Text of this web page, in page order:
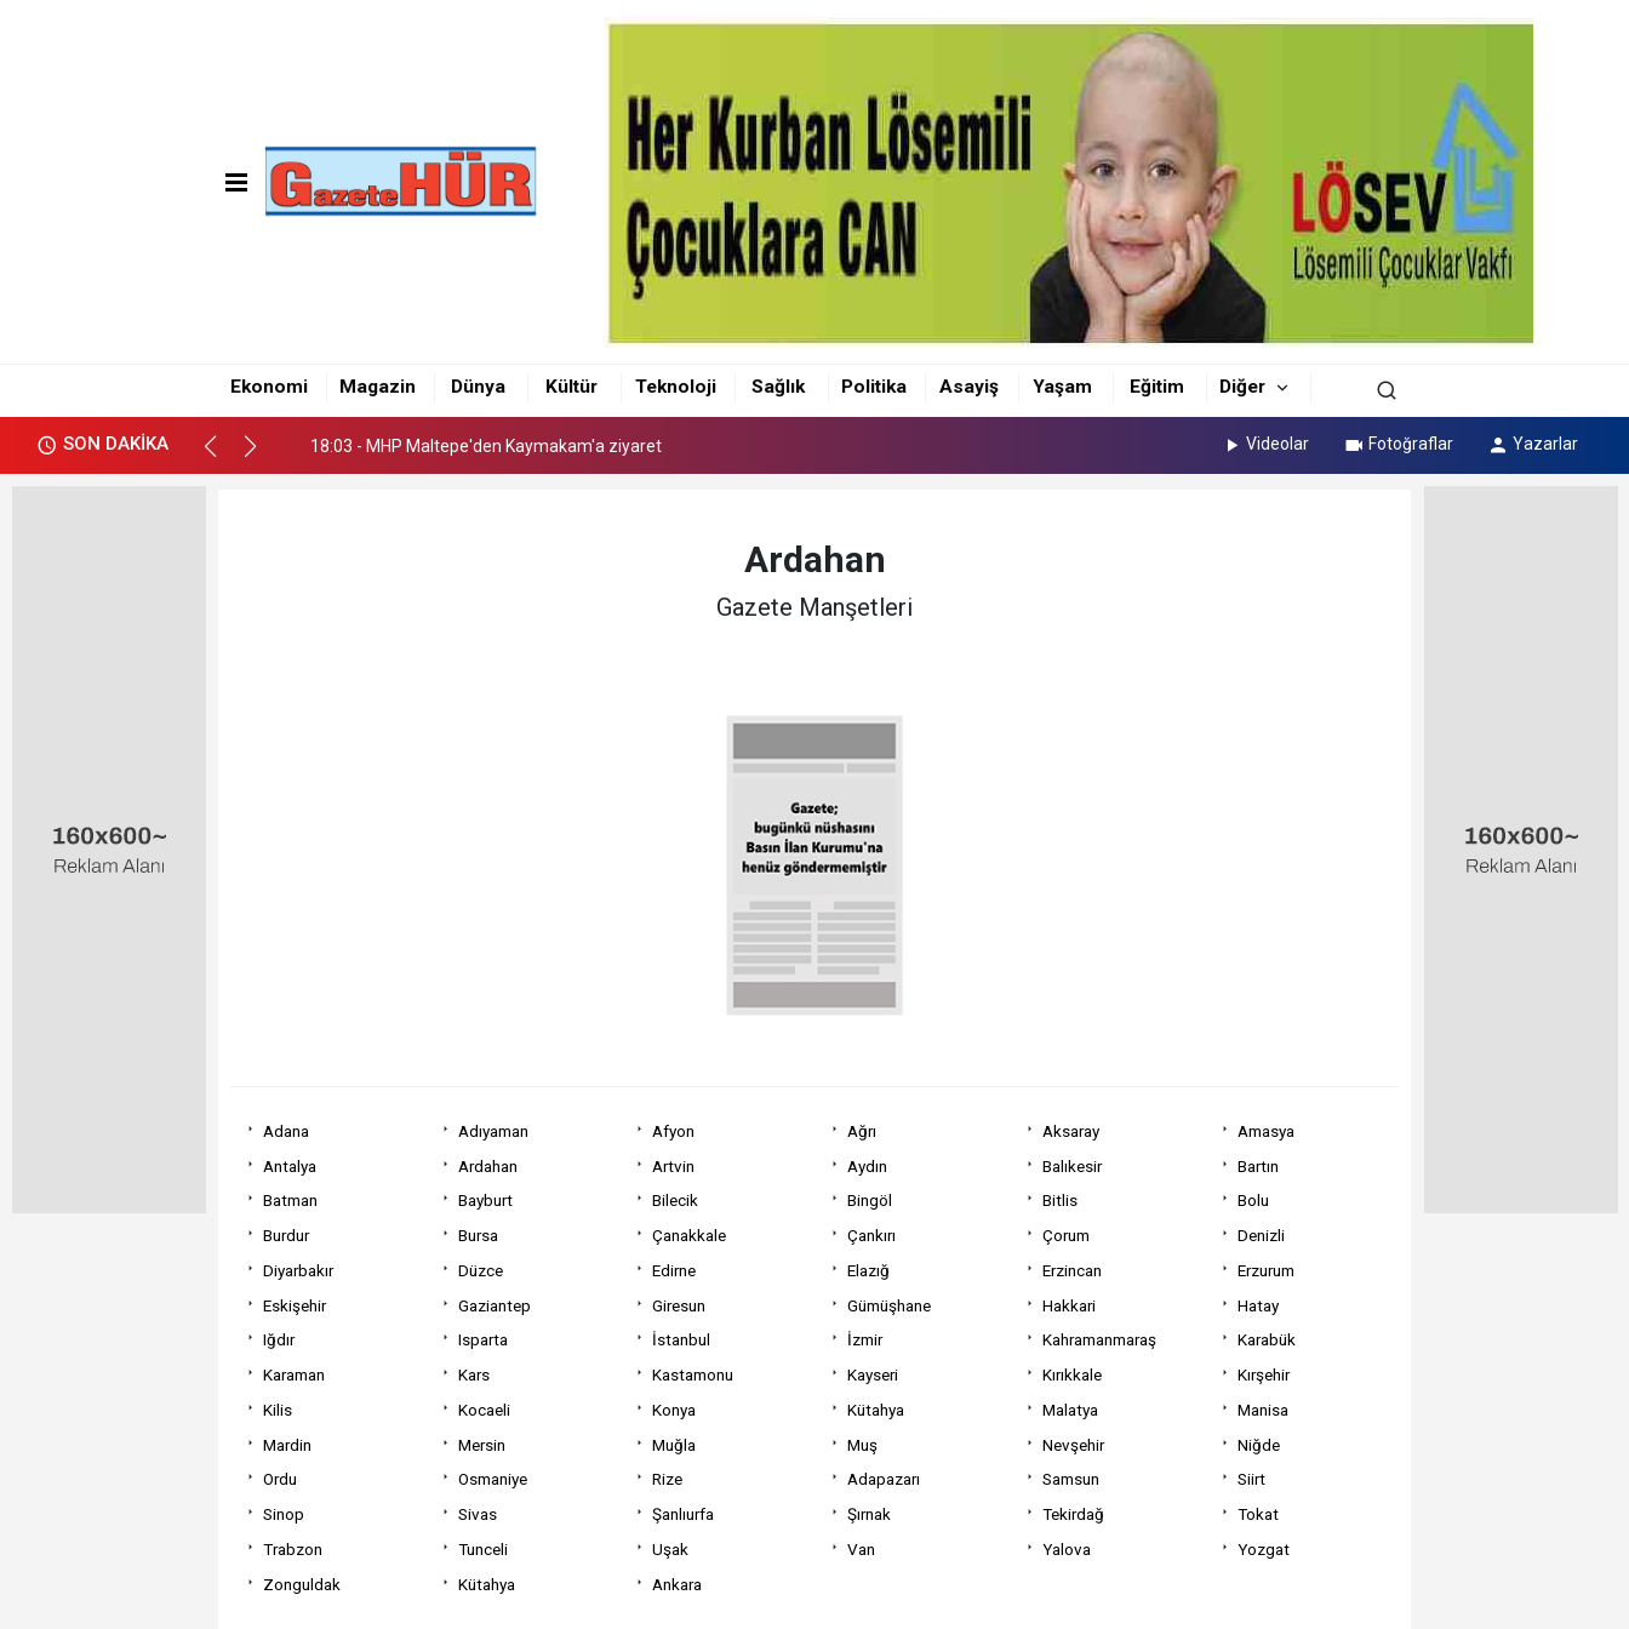
Ekonomi Magazin Dünya Kültür Teknoloji Sağlık Politika Asayiş Yaşam Eğitim Diğer
SON DAKİKA
18:03 - MHP Maltepe'den Kaymakam'a ziyaret
18:09 - Emre Gün'den Maltepe Kaymakamı Akçay'a ziyaret
18:05 - CHP Maltepe İlçe Başkanı Olcay Yılmaz oldu
18:03 - MHP Maltepe'den Kaymakam'a ziyaret Videolar Fotoğraflar Yazarlar
Ardahan
Gazete Manşetleri
Adana Adıyaman Afyon Ağrı Aksaray
Amasya
Antalya
Ardahan Artvin Aydın Balıkesir
Bartın
Batman
Bayburt Bilecik Bingöl Bitlis
Bolu
Burdur
Bursa Çanakkale Çankırı Çorum
Denizli
Diyarbakır
Düzce Edirne Elazığ Erzincan
Erzurum
Eskişehir
Gaziantep Giresun Gümüşhane Hakkari
Hatay
Iğdır
Isparta İstanbul İzmir Kahramanmaraş
Karabük
Karaman
Kars Kastamonu Kayseri Kırıkkale
Kırşehir
Kilis
Kocaeli Konya Kütahya Malatya
Manisa
Mardin
Mersin Muğla Muş Nevşehir
Niğde
Ordu
Osmaniye Rize Adapazarı Samsun
Siirt
Sinop
Sivas Şanlıurfa Şırnak Tekirdağ
Tokat
Trabzon
Tunceli Uşak Van Yalova
Yozgat
Zonguldak
Kütahya Ankara